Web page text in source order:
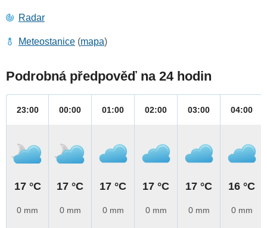
Radar
Meteostanice (mapa)
Podrobná předpověď na 24 hodin
23:00
17 °C
0 mm
00:00
17 °C
0 mm
01:00
17 °C
0 mm
02:00
17 °C
0 mm
03:00
17 °C
0 mm
04:00
16 °C
0 mm